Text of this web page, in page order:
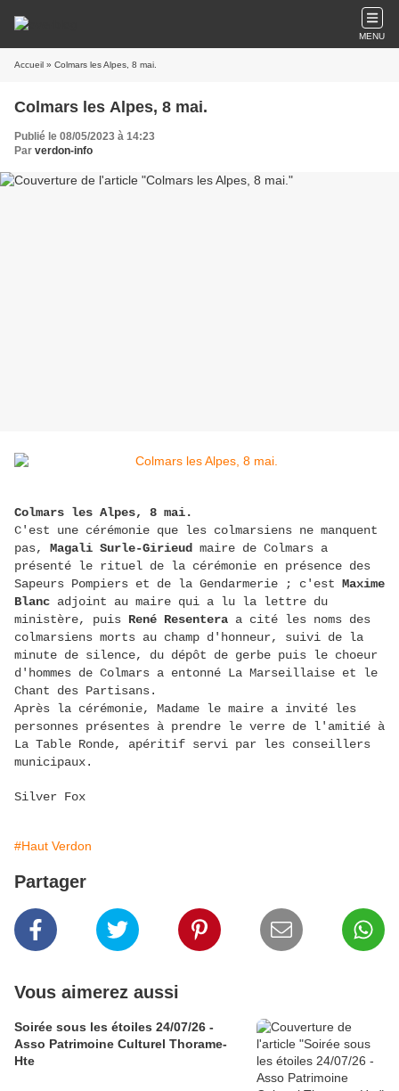
MENU
Accueil » Colmars les Alpes, 8 mai.
Colmars les Alpes, 8 mai.
Publié le 08/05/2023 à 14:23
Par verdon-info
Colmars les Alpes, 8 mai.
C'est une cérémonie que les colmarsiens ne manquent
pas, Magali Surle-Girieud
maire de Colmars a
présenté le rituel de la cérémonie en présence des
Sapeurs Pompiers et de la Gendarmerie ; c'est Maxime
Blanc adjoint au maire qui a lu la lettre du
ministère, puis René Resentera a cité les noms des
colmarsiens morts au champ d'honneur, suivi de la
minute de silence, du dépôt de gerbe puis le choeur
d'hommes de Colmars a entonné La Marseillaise et le
Chant des Partisans.
Après la cérémonie, Madame le maire a invité les
personnes présentes à prendre le verre de l'amitié à
La Table Ronde, apéritif servi par les conseillers
municipaux.
Silver Fox
#Haut Verdon
Partager
Vous aimerez aussi
Soirée sous les étoiles 24/07/26 -
Asso Patrimoine Culturel Thorame-
Hte